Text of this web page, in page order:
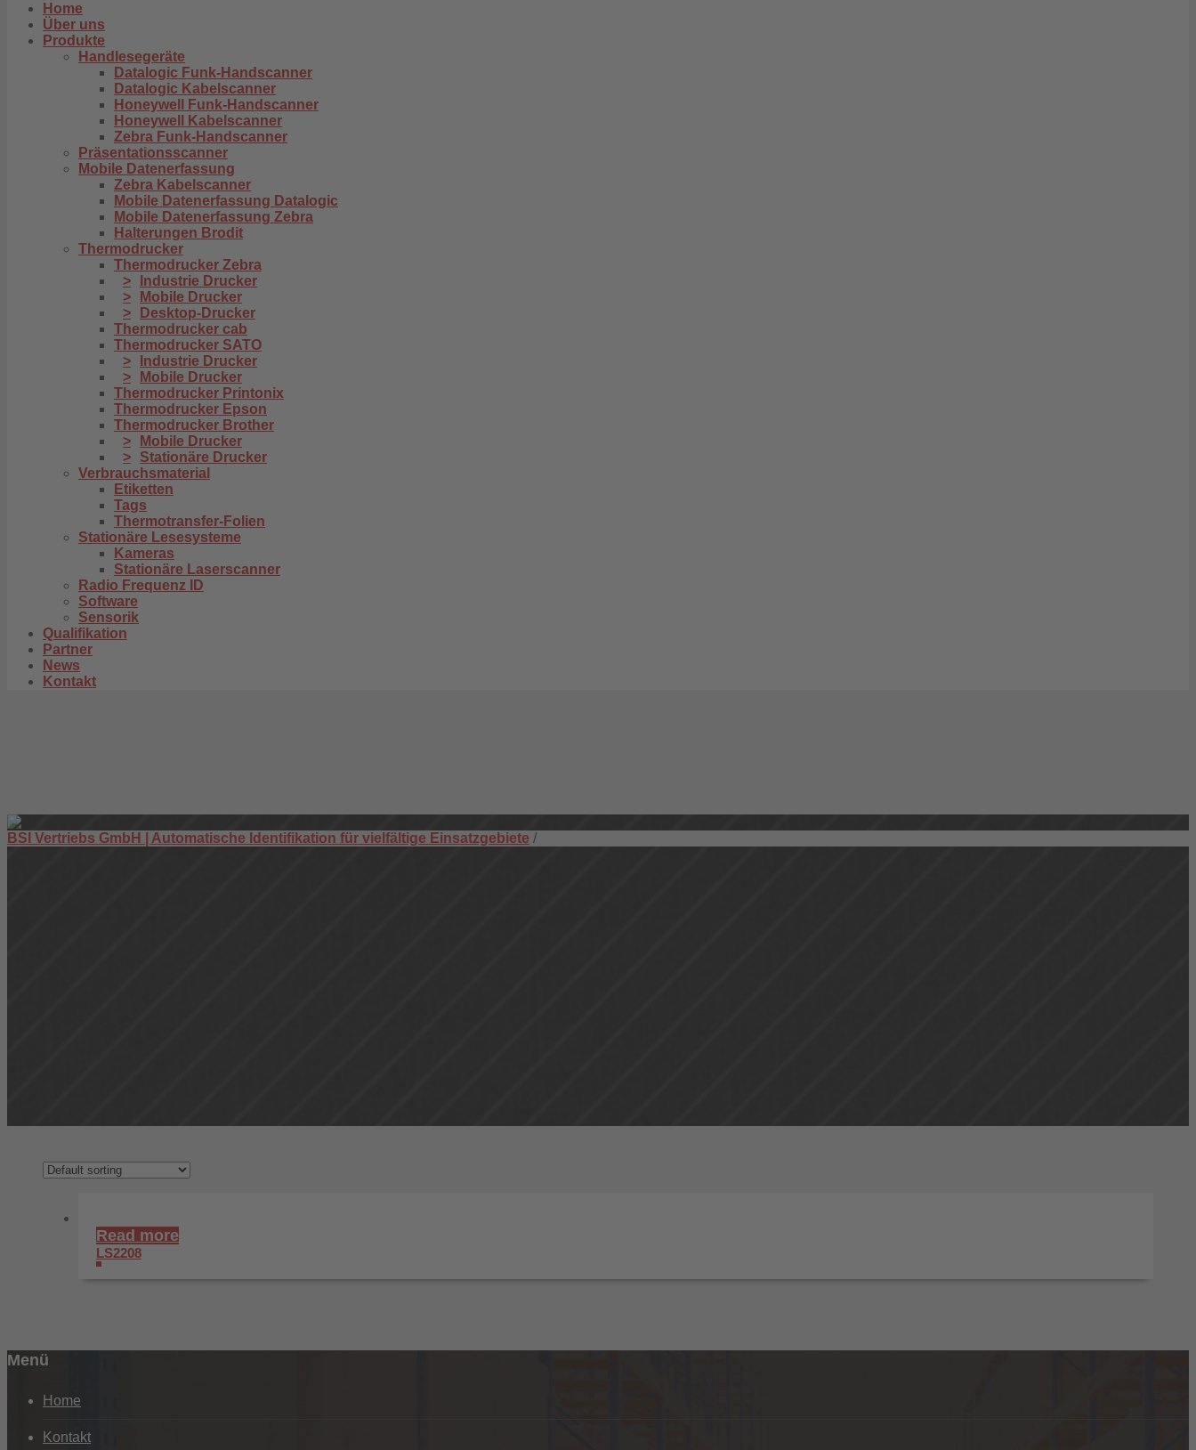
Home
Über uns
Produkte
Handlesegeräte
Datalogic Funk-Handscanner
Datalogic Kabelscanner
Honeywell Funk-Handscanner
Honeywell Kabelscanner
Zebra Funk-Handscanner
Präsentationsscanner
Mobile Datenerfassung
Zebra Kabelscanner
Mobile Datenerfassung Datalogic
Mobile Datenerfassung Zebra
Halterungen Brodit
Thermodrucker
Thermodrucker Zebra
Industrie Drucker
Mobile Drucker
Desktop-Drucker
Thermodrucker cab
Thermodrucker SATO
Industrie Drucker
Mobile Drucker
Thermodrucker Printonix
Thermodrucker Epson
Thermodrucker Brother
Mobile Drucker
Stationäre Drucker
Verbrauchsmaterial
Etiketten
Tags
Thermotransfer-Folien
Stationäre Lesesysteme
Kameras
Stationäre Laserscanner
Radio Frequenz ID
Software
Sensorik
Qualifikation
Partner
News
Kontakt
BSI Vertriebs GmbH | Automatische Identifikation für vielfältige Einsatzgebiete /
Read more
LS2208
Menü
Home
Kontakt